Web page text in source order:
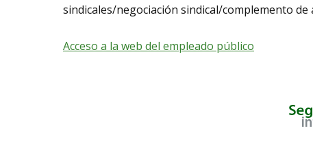
sindicales/negociación sindical/complemento de
Acceso a la web del empleado público